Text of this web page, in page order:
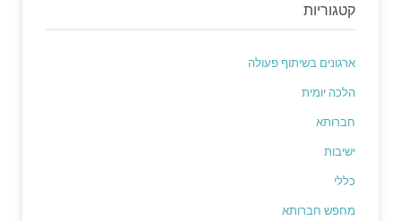
קטגוריות
ארגונים בשיתוף פעולה
הלכה יומית
חברותא
ישיבות
כללי
מחפש חברותא